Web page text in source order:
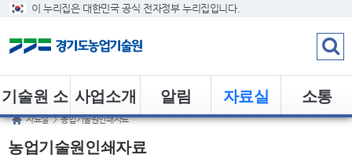
이 누리집은 대한민국 공식 전자정부 누리집입니다.
소통
자료실
알림
사업소개
기술원 소
개
자료실 > 농업기술원인쇄자료
농업기술원인쇄자료